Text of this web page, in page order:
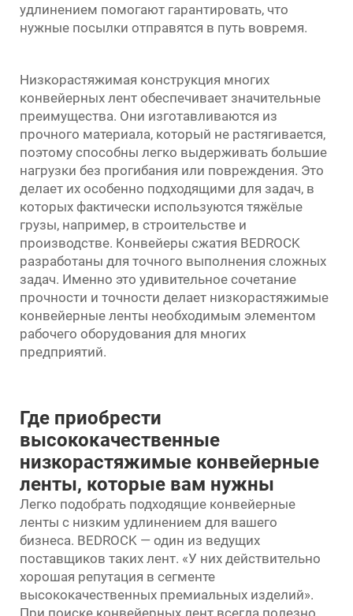
удлинением помогают гарантировать, что
нужные посылки отправятся в путь вовремя.
Низкорастяжимая конструкция многих
конвейерных лент обеспечивает значительные
преимущества. Они изготавливаются из
прочного материала, который не растягивается,
поэтому способны легко выдерживать большие
нагрузки без прогибания или повреждения. Это
делает их особенно подходящими для задач, в
которых фактически используются тяжёлые
грузы, например, в строительстве и
производстве. Конвейеры сжатия BEDROCK
разработаны для точного выполнения сложных
задач. Именно это удивительное сочетание
прочности и точности делает низкорастяжимые
конвейерные ленты необходимым элементом
рабочего оборудования для многих
предприятий.
Где приобрести
высококачественные
низкорастяжимые конвейерные
ленты, которые вам нужны
Легко подобрать подходящие конвейерные
ленты с низким удлинением для вашего
бизнеса. BEDROCK — один из ведущих
поставщиков таких лент. «У них действительно
хорошая репутация в сегменте
высококачественных премиальных изделий».
При поиске конвейерных лент всегда полезно